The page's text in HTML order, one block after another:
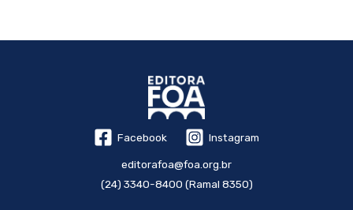
Facebook Instagram
editorafoa@foa.org.br
(24) 3340-8400 (Ramal 8350)